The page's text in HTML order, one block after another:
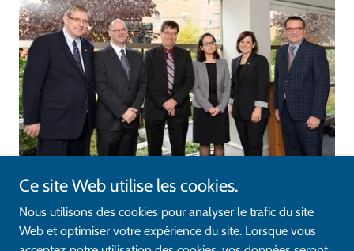
Copyright © 2021 Les avocats et notaires de l’État québécois - Tous
Ce site Web utilise les cookies.
Nous utilisons des cookies pour analyser le trafic du site
Web et optimiser votre expérience du site. Lorsque vous